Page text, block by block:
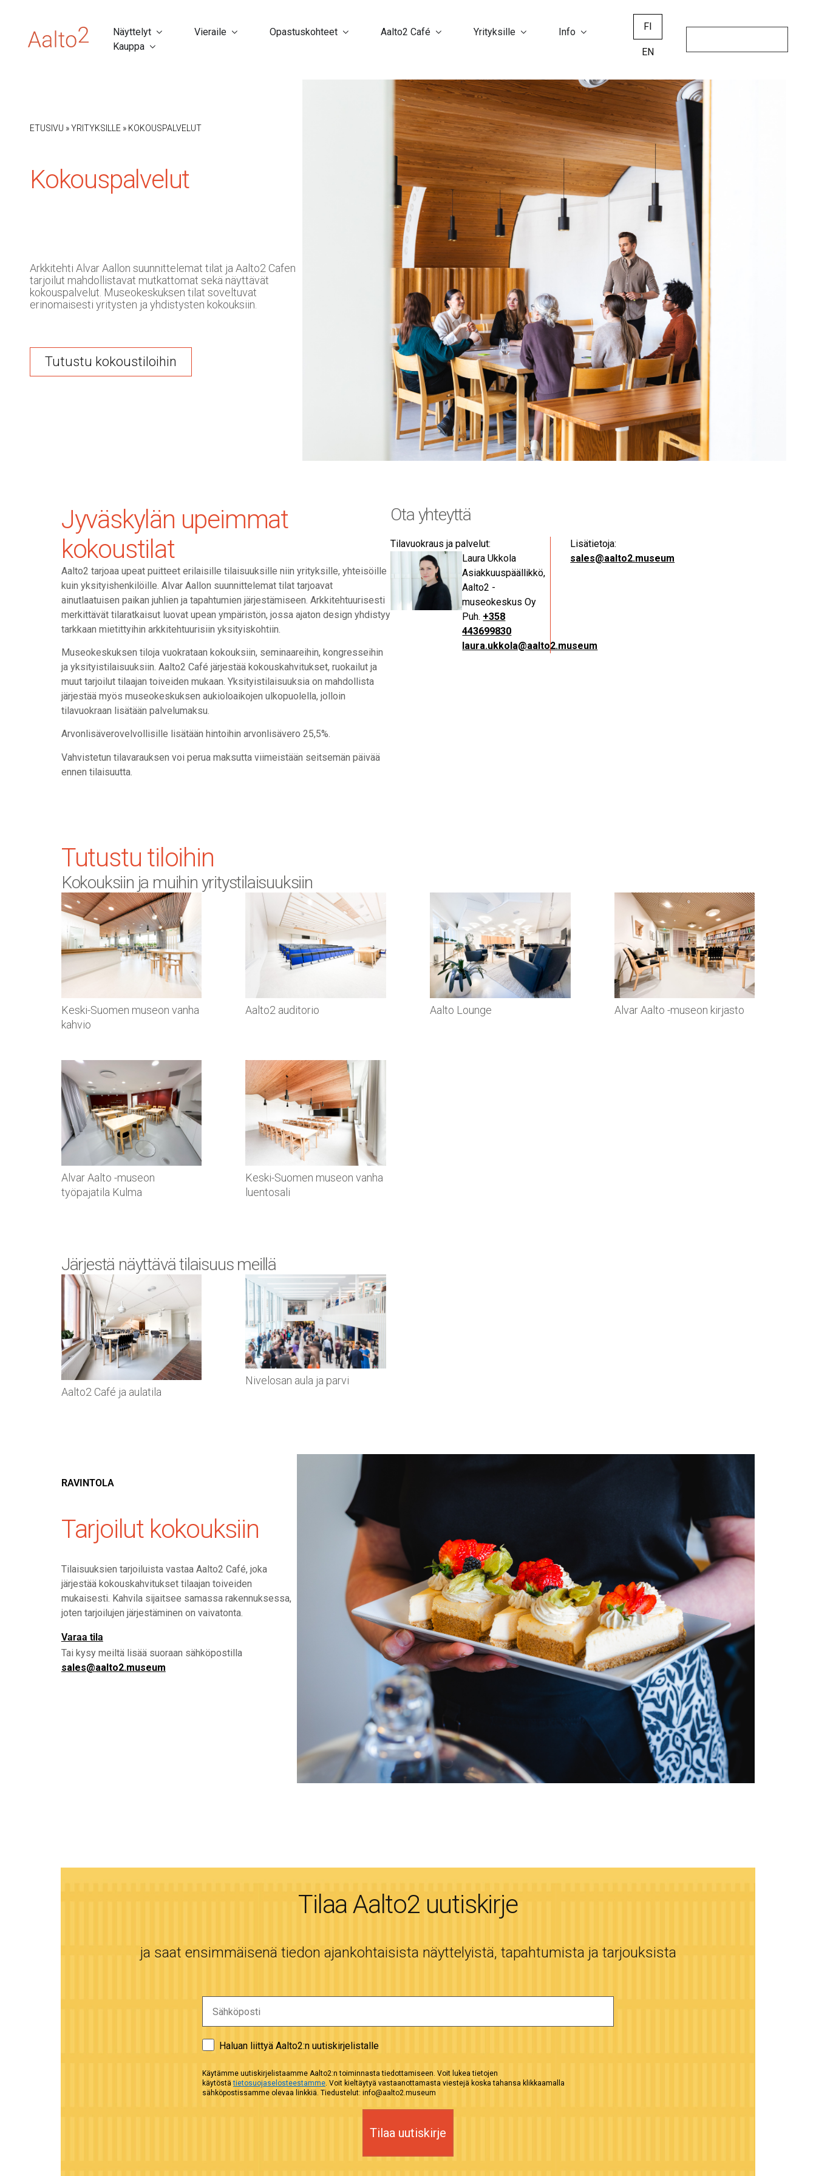
Näyttelyt Vieraile Opastuskohteet Aalto2 Café Yrityksille
Info
Kauppa
FI
EN
ETUSIVU »YRITYKSILLE » KOKOUSPALVELUT
Kokouspalvelut
Arkkitehti Alvar Aallon suunnittelemat tilat ja Aalto2 Cafen
tarjoilut mahdollistavat mutkattomat sekä näyttävät
kokouspalvelut. Museokeskuksen tilat soveltuvat
erinomaisesti yritysten ja yhdistysten kokouksiin.
Tutustu kokoustiloihin
Jyväskylän upeimmat
kokoustilat
Aalto2 tarjoaa upeat puitteet erilaisille tilaisuuksille niin yrityksille, yhteisöille
kuin yksityishenkilöille. Alvar Aallon suunnittelemat tilat tarjoavat
ainutlaatuisen paikan juhlien ja tapahtumien järjestämiseen. Arkkitehtuurisesti
merkittävät tilaratkaisut luovat upean ympäristön, jossa ajaton design yhdistyy
tarkkaan mietittyihin arkkitehtuurisiin yksityiskohtiin.
Museokeskuksen tiloja vuokrataan kokouksiin, seminaareihin, kongresseihin
ja yksityistilaisuuksiin. Aalto2 Café järjestää kokouskahvitukset, ruokailut ja
muut tarjoilut tilaajan toiveiden mukaan. Yksityistilaisuuksia on mahdollista
järjestää myös museokeskuksen aukioloaikojen ulkopuolella, jolloin
tilavuokraan lisätään palvelumaksu.
Arvonlisäverovelvollisille lisätään hintoihin arvonlisävero 25,5%.
Vahvistetun tilavarauksen voi perua maksutta viimeistään seitsemän päivää
ennen tilaisuutta.
Ota yhteyttä
Tilavuokraus ja palvelut:
Laura Ukkola
Asiakkuuspäällikkö,
Aalto2 -
museokeskus Oy
+358
443699830
laura.ukkola@aalto2.museum
Lisätietoja:
sales@aalto2.museum
Tutustu tiloihin
Kokouksiin ja muihin yritystilaisuuksiin
Keski-Suomen museon vanha
kahvio
Aalto2 auditorio Aalto Lounge Alvar Aalto -museon kirjasto
Alvar Aalto -museon
työpajatila Kulma
Keski-Suomen museon vanha
luentosali
Järjestä näyttävä tilaisuus meillä
Aalto2 Café ja aulatila
Nivelosan aula ja parvi
RAVINTOLA
Tarjoilut kokouksiin
Tilaisuuksien tarjoiluista vastaa Aalto2 Café, joka
järjestää kokouskahvitukset tilaajan toiveiden
mukaisesti. Kahvila sijaitsee samassa rakennuksessa,
joten tarjoilujen järjestäminen on vaivatonta.
Varaa tila
Tai kysy meiltä lisää suoraan sähköpostilla
sales@aalto2.museum
Tilaa Aalto2 uutiskirje
ja saat ensimmäisenä tiedon ajankohtaisista näyttelyistä, tapahtumista ja tarjouksista
Haluan liittyä Aalto2:n uutiskirjelistalle
Käytämme uutiskirjelistaamme Aalto2:n toiminnasta tiedottamiseen. Voit lukea tietojen
käytöstätietosuojaselosteestamme. Voit kieltäytyä vastaanottamasta viestejä koska tahansa klikkaamalla
sähköpostissamme olevaa linkkiä. Tiedustelut: info@aalto2.museum
Tilaa uutiskirje